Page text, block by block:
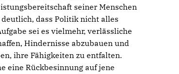
seiner Menschen
dass Politik nicht alles
sei es vielmehr, verlässliche
Hindernisse abzubauen und
ihre Fähigkeiten zu entfalten.
eine Rückbesinnung auf jene